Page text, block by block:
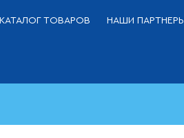
КАТАЛОГ ТОВАРОВ НАШИ ПАРТНЕРЫ